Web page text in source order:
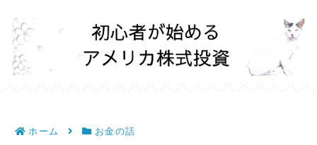
ホーム お金の話